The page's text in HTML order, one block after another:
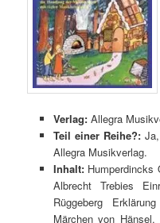
Verlag:Allegra
Teil einer Reihe?:
Allegra Musikverlag.
Inhalt:Humperdincks
Albrecht Trebies
Rüggeberg
Märchen von